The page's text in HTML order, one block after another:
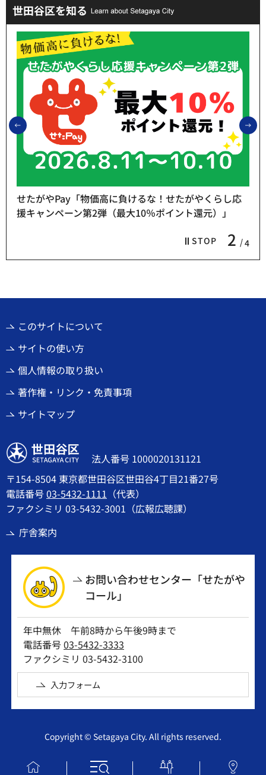
世田谷区を知る
前のスライドを表示
STOP 2 4
せたがやPay「物価高に負けるな！せたがやくらし応
援キャンペーン第2弾（最大10％ポイント還元）」
このサイトについて
サイトの使い方
個人情報の取り扱い
著作権・リンク・免責事項
サイトマップ
世田谷区
法人番号 1000020131121
〒154-8504 東京都世田谷区世田谷4丁目21番27号
電話番号03-5432-1111 （代表）
ファクシミリ 03-5432-3001（広報広聴課）
庁舎案内
お問い合わせセンター「せたがや
コール」
年中無休 午前8時から午後9時まで
電話番号03-5432-3333
ファクシミリ 03-5432-3100
入力フォーム
Copyright © Setagaya City. All rights reserved.